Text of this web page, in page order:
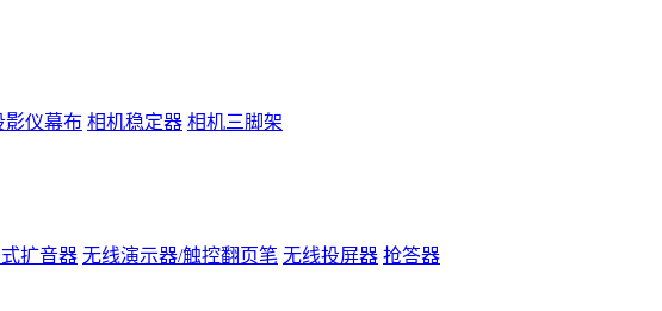
影仪幕布 相机稳定器 相机三脚架
扩音器 无线演示器/触控翻页笔 无线投屏器 抢答器